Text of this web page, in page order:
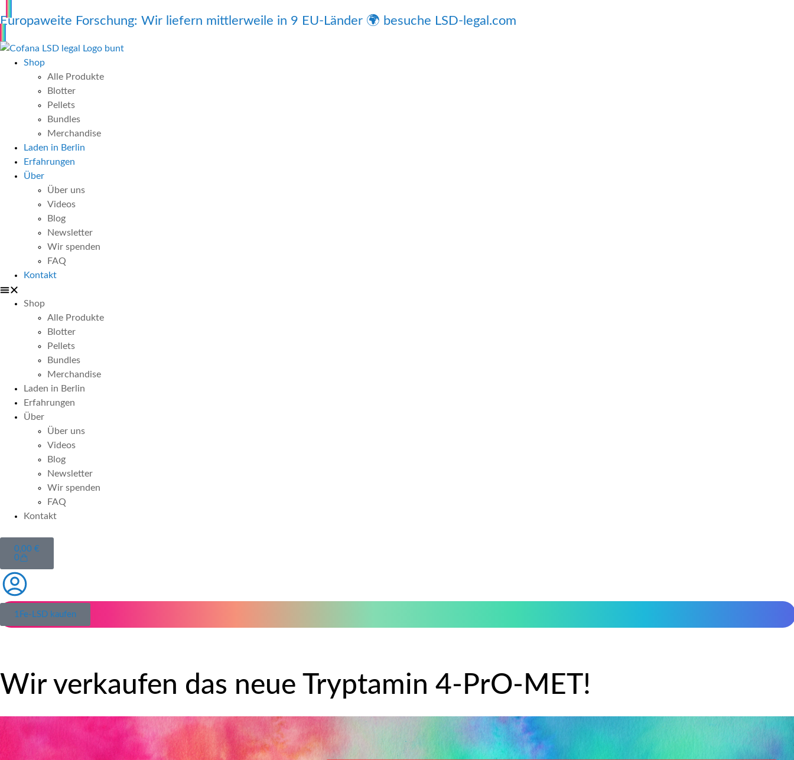
Europaweite Forschung: Wir liefern mittlerweile in 9 EU-Länder 🌍 besuche LSD-legal.com
Shop
Alle Produkte
Blotter
Pellets
Bundles
Merchandise
Laden in Berlin
Erfahrungen
Über
Über uns
Videos
Blog
Newsletter
Wir spenden
FAQ
Kontakt
Shop
Alle Produkte
Blotter
Pellets
Bundles
Merchandise
Laden in Berlin
Erfahrungen
Über
Über uns
Videos
Blog
Newsletter
Wir spenden
FAQ
Kontakt
0,00 €
0
1Fe-LSD kaufen
Wir verkaufen das neue Tryptamin 4-PrO-MET!